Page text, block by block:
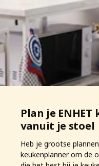
Plan je
vanuit je stoel
Heb je grootse
keukenplanner om de